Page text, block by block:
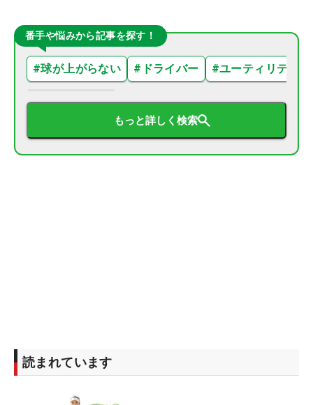
番手や悩みから記事を探す！
#球が上がらない # ドライバー #ユーティリティ
もっと詳しく検索
読まれています